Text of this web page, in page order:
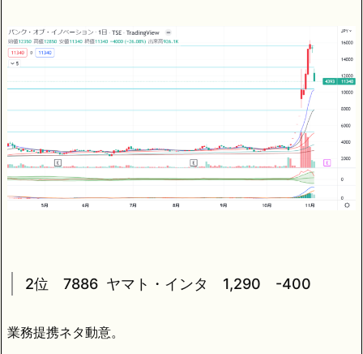
2位 7886 ヤマト・インタ 1,290 -400
業務提携ネタ動意。